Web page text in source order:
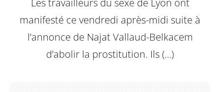
manifesté ce vendredi après-midi suite à
l’annonce de Najat Vallaud-Belkacem
d’abolir la prostitution. Ils (…)